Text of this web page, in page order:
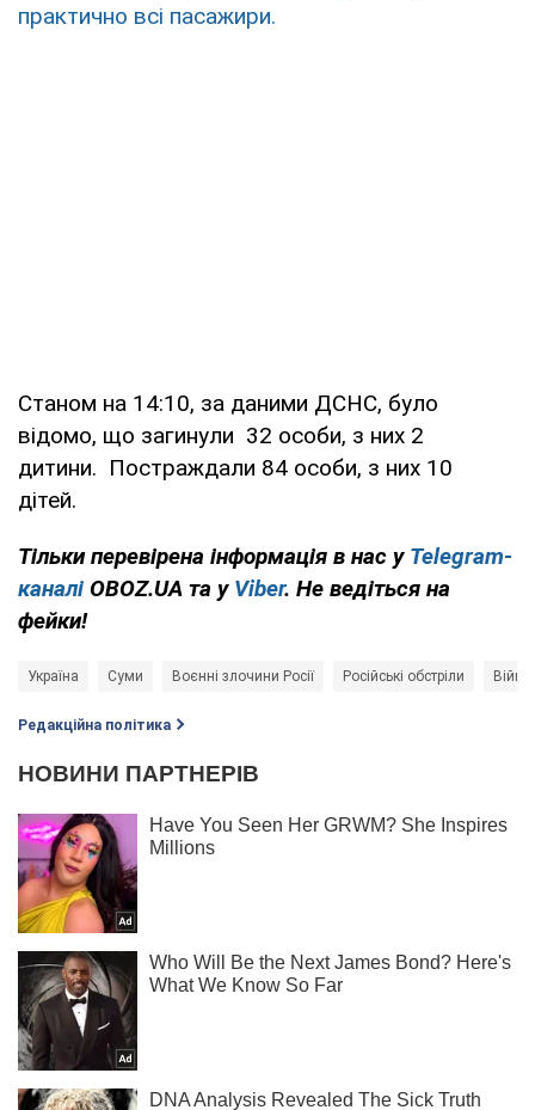
практично всі пасажири.
Станом на 14:10, за даними ДСНС, було
відомо, що загинули 32 особи, з них 2
дитини. Постраждали 84 особи, з них 10
дітей.
Тільки перевірена інформація в нас у Telegram-
каналі OBOZ.UA та у Viber. Не ведіться на
фейки!
Україна Суми Воєнні злочини Росії Російські обстріли Війна
Редакційна політика